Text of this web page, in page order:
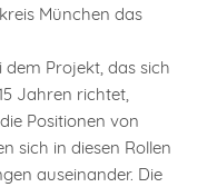
München das
dem Projekt, das sich
Jahren richtet,
Positionen von
sich in diesen Rollen
auseinander. Die